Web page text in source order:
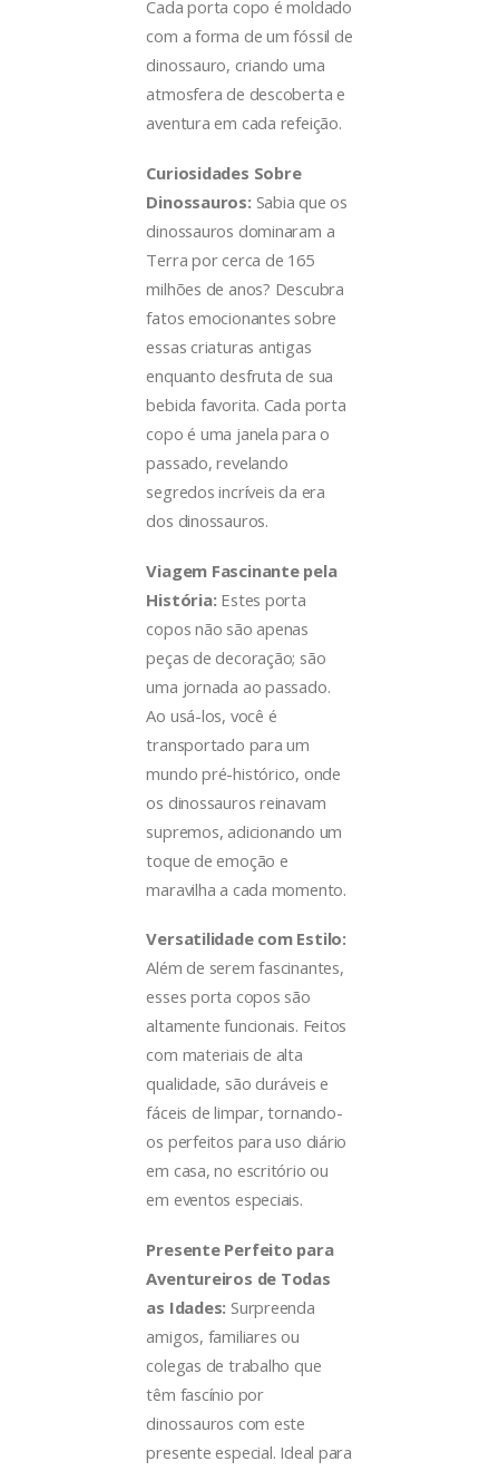
Cada porta copo é moldado
com a forma de um fóssil de
dinossauro, criando uma
atmosfera de descoberta e
aventura em cada refeição.
Curiosidades Sobre
Dinossauros: Sabia que os
dinossauros dominaram a
Terra por cerca de 165
milhões de anos? Descubra
fatos emocionantes sobre
essas criaturas antigas
enquanto desfruta de sua
bebida favorita. Cada porta
copo é uma janela para o
passado, revelando
segredos incríveis da era
dos dinossauros.
Viagem Fascinante pela
História: Estes porta
copos não são apenas
peças de decoração; são
uma jornada ao passado.
Ao usá-los, você é
transportado para um
mundo pré-histórico, onde
os dinossauros reinavam
supremos, adicionando um
toque de emoção e
maravilha a cada momento.
Versatilidade com Estilo:
Além de serem fascinantes,
esses porta copos são
altamente funcionais. Feitos
com materiais de alta
qualidade, são duráveis e
fáceis de limpar, tornando-
os perfeitos para uso diário
em casa, no escritório ou
em eventos especiais.
Presente Perfeito para
Aventureiros de Todas
as Idades: Surpreenda
amigos, familiares ou
colegas de trabalho que
têm fascínio por
dinossauros com este
presente especial. Ideal para